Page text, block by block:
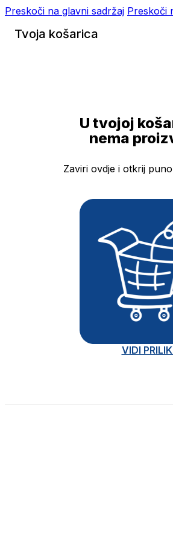
Preskoči na glavni sadržaj Preskoči
Tvoja košarica
U tvojoj
nema
Zaviri ovdje i otkrij
VIDI